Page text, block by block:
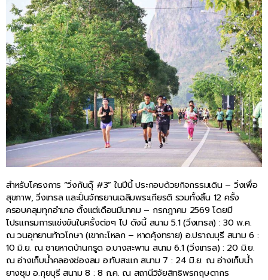
สำหรับโครงการ “วิ่งกันดุ๊ #3” ในปีนี้ ประกอบด้วยกิจกรรมเดิน – วิ่งเพื่อ
สุขภาพ, วิ่งเทรล และปั่นจักรยานเฉลิมพระเกียรติ รวมทั้งสิ้น 12 ครั้ง
ครอบคลุมทุกอำเภอ ตั้งแต่เดือนมีนาคม – กรกฎาคม 2569 โดยมี
โปรแกรมการแข่งขันในครั้งต่อๆ ไป ดังนี้ สนาม 5.1 (วิ่งเทรล) : 30 พ.ค.
ณ วนอุทยานท้าวโกษา (เขากะโหลก – หาดคุ้งทราย) อ.ปราณบุรี สนาม 6 :
10 มิ.ย. ณ ชายหาดบ้านกรูด อ.บางสะพาน สนาม 6.1 (วิ่งเทรล) : 20 มิ.ย.
ณ อ่างเก็บน้ำคลองช่องลม อ.ทับสะแก สนาม 7 : 24 มิ.ย. ณ อ่างเก็บน้ำ
ยางชุม อ.กุยบุรี สนาม 8 : 8 ก.ค. ณ สถานีวิจัยสิทธิพรกฤษดากร